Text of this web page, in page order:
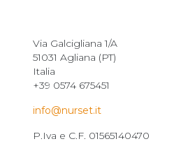
Via Galcigliana 1/A
51031 Agliana (PT)
Italia
+39 0574 675451
info@nurset.it
P.Iva e C.F. 01565140470